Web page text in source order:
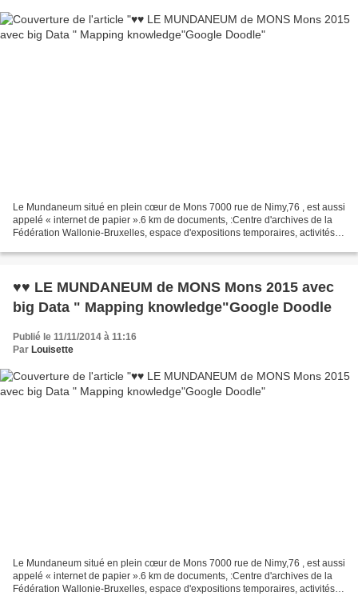
Le Mundaneum situé en plein cœur de Mons 7000 rue de Nimy,76 , est aussi
appelé « internet de papier ».6 km de documents, :Centre d'archives de la
Fédération Wallonie-Bruxelles, espace d'expositions temporaires, activités
♥♥ LE MUNDANEUM de MONS Mons 2015 avec
big Data " Mapping knowledge"Google Doodle
Publié le 11/11/2014 à 11:16
Par Louisette
Le Mundaneum situé en plein cœur de Mons 7000 rue de Nimy,76 , est aussi
appelé « internet de papier ».6 km de documents, :Centre d'archives de la
Fédération Wallonie-Bruxelles, espace d'expositions temporaires, activités